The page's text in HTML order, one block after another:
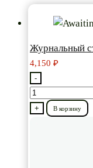
Журнальный
4,150 ₽
-
Количество
товара
+ В корзину